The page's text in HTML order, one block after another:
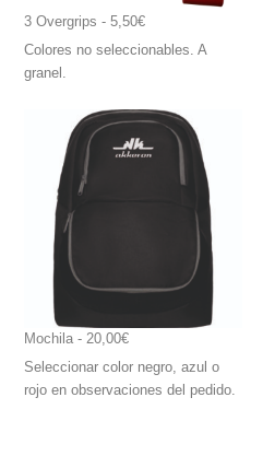
3 Overgrips - 5,50€
Colores no seleccionables. A
granel.
Mochila - 20,00€
Seleccionar color negro, azul o
rojo en observaciones del pedido.